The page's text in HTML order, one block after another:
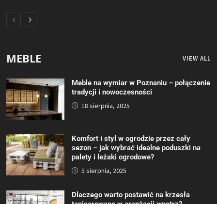
MEBLE VIEW ALL
Meble na wymiar w Poznaniu – połączenie
tradycji i nowoczesności
18 sierpnia, 2025
Komfort i styl w ogrodzie przez cały
sezon – jak wybrać idealne poduszki na
palety i leżaki ogrodowe?
5 sierpnia, 2025
Dlaczego warto postawić na krzesła